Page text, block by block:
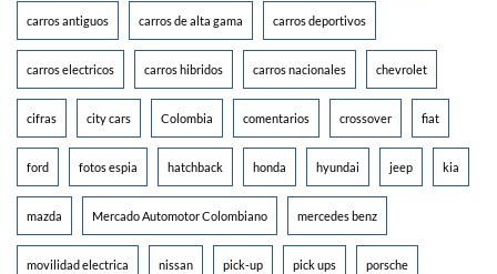
carros antiguos carros de alta gama carros deportivos
carros electricos carros hibridos carros nacionales chevrolet
cifras city cars Colombia comentarios crossover fiat
ford fotos espia hatchback honda hyundai jeep kia
mazda Mercado Automotor Colombiano mercedes benz
movilidad electrica nissan pick-up pick ups porsche